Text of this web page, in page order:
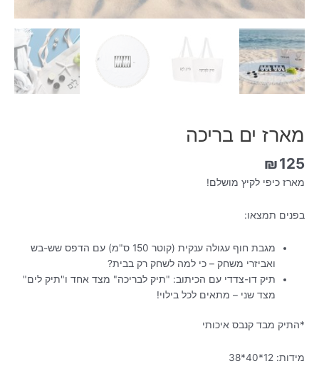
מארז ים בריכה
₪125
מארז כיפי לקיץ מושלם!
בפנים תמצאו:
מגבת חוף עגולה ענקית (קוטר 150 ס"מ) עם הדפס שש-בש
ואביזרי משחק – כי למה לשחק רק בבית?
תיק דו-צדדי עם הכיתוב: "תיק לבריכה" מצד אחד ו"תיק לים"
מצד שני – מתאים לכל בילוי!
*התיק מבד קנבס איכותי
מידות: 12*40*38